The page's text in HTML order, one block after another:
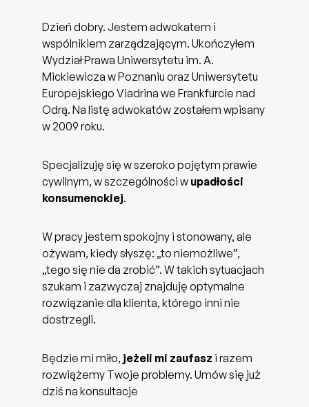
Dzień dobry. Jestem adwokatem i
wspólnikiem zarządzającym. Ukończyłem
Wydział Prawa Uniwersytetu im. A.
Mickiewicza w Poznaniu oraz Uniwersytetu
Europejskiego Viadrina we Frankfurcie nad
Odrą. Na listę adwokatów zostałem wpisany
w 2009 roku.
Specjalizuję się w szeroko pojętym prawie
cywilnym, w szczególności w upadłości
konsumenckiej.
W pracy jestem spokojny i stonowany, ale
ożywam, kiedy słyszę: „to niemożliwe”,
„tego się nie da zrobić”. W takich sytuacjach
szukam i zazwyczaj znajduję optymalne
rozwiązanie dla klienta, którego inni nie
dostrzegli.
Będzie mi miło, jeżeli mi zaufasz i razem
rozwiążemy Twoje problemy. Umów się już
dziś na konsultacje